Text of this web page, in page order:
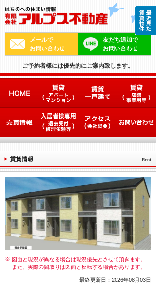
メールで
お問い合わせ
友だち追加で
お問い合わせ
ご予約者様には優先的にご案内致します。
※ 図面と現況が異なる場合は現況優先とさせて頂きます。
また、実際の間取りは図面と反転する場合があります。
最終更新日：2026年08月03日